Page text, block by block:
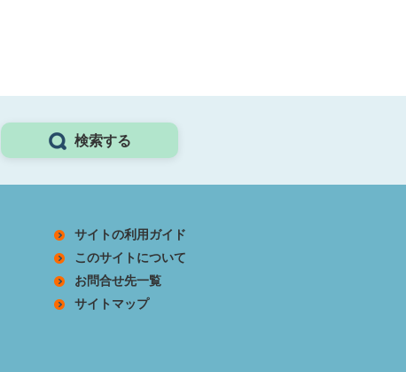
検索する
サイトの利用ガイド
このサイトについて
お問合せ先一覧
サイトマップ